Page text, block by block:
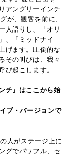
アングリーインチ
が、観客を前に、
人語りし、「オリ
、「ミッドナイ
げます。圧倒的な
その叫びは、我々
び起こします。
チ』はここから始
ブ・バージョンで
人がステージ上に
グでパワフル、セ